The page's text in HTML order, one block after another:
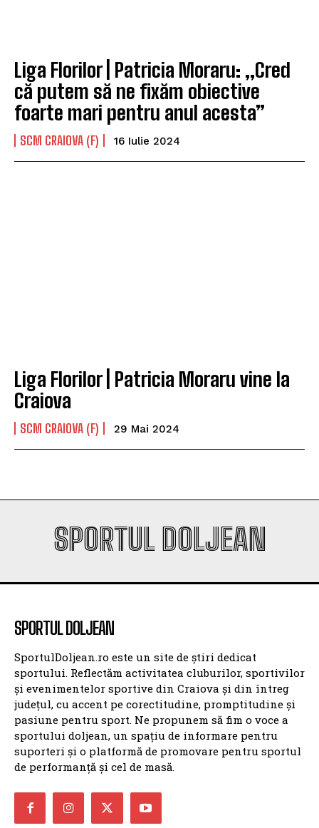
Liga Florilor | Patricia Moraru: „Cred
că putem să ne fixăm obiective
foarte mari pentru anul acesta”
SCM CRAIOVA (F) 16 Iulie 2024
Liga Florilor | Patricia Moraru vine la
Craiova
SCM CRAIOVA (F) 29 Mai 2024
SPORTUL DOLJEAN
SPORTUL DOLJEAN
SportulDoljean.ro este un site de știri dedicat
sportului. Reflectăm activitatea cluburilor, sportivilor
și evenimentelor sportive din Craiova și din întreg
județul, cu accent pe corectitudine, promptitudine și
pasiune pentru sport. Ne propunem să fim o voce a
sportului doljean, un spațiu de informare pentru
suporteri și o platformă de promovare pentru sportul
de performanță și cel de masă.